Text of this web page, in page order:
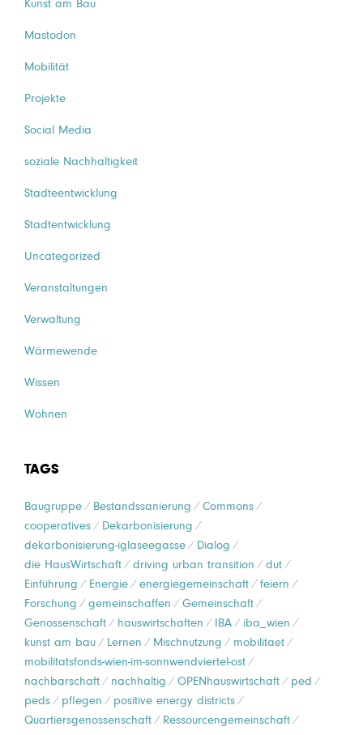
Kunst am Bau
Mastodon
Mobilität
Projekte
Social Media
soziale Nachhaltigkeit
Stadteentwicklung
Stadtentwicklung
Uncategorized
Veranstaltungen
Verwaltung
Wärmewende
Wissen
Wohnen
TAGS
Baugruppe Bestandssanierung
Commons
cooperatives
Dekarbonisierung
dekarbonisierung-iglaseegasse
Dialog
die HausWirtschaft
driving urban transition
dut
Einführung
Energie energiegemeinschaft
feiern
Forschung
gemeinschaffen
Gemeinschaft
Genossenschaft
hauswirtschaften IBA
iba_wien
kunst am bau
Lernen Mischnutzung
mobilitaet
mobilitatsfonds-wien-im-sonnwendviertel-ost
nachbarschaft
nachhaltig OPENhauswirtschaft
ped
peds
pflegen
positive energy districts
Quartiersgenossenschaft
Ressourcengemeinschaft